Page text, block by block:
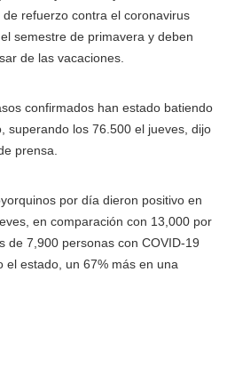
refuerzo contra el coronavirus
semestre de primavera y deben
de las vacaciones.
confirmados han estado batiendo
superando los 76.500 el jueves, dijo
prensa.
por día dieron positivo en
en comparación con 13,000 por
de 7,900 personas con COVID-19
el estado, un 67% más en una